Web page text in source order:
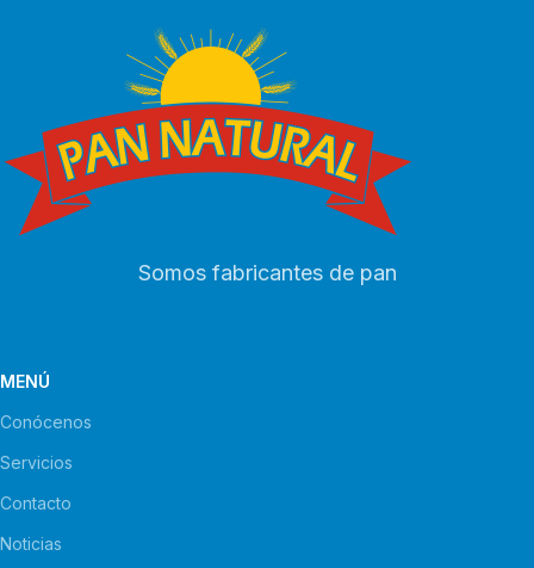
Somos fabricantes de pan
MENÚ
Conócenos
Servicios
Contacto
Noticias